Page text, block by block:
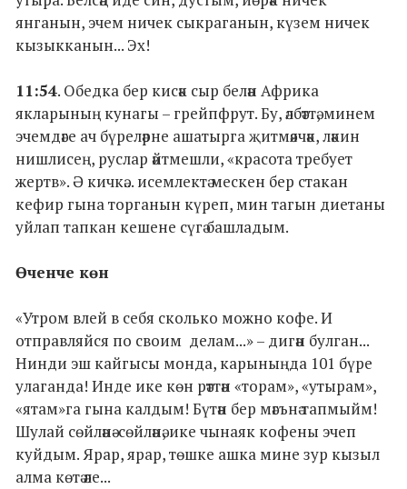
янганын, эчем ничек сыкраганын, күзем ничек
кызыкканын... Эх!
11:54. Обедка бер кисәк сыр белән Африка
якларының кунагы – грейпфрут. Бу, әлбәттә, минем
эчемдәге ач бүреләрне ашатырга җитмәячәк, ләкин
нишлисең, руслар әйтмешли, «красота требует
жертв». Ә кичкә... исемлектә мескен бер стакан
кефир гына торганын күреп, мин тагын диетаны
уйлап тапкан кешене сүгә башладым.
Өченче көн
«Утром влей в себя сколько можно кофе. И
отправляйся по своим делам...» – дигән булган...
Нинди эш кайгысы монда, карыныңда 101 бүре
улаганда! Инде ике көн рәттән «торам», «утырам»,
«ятам»га гына калдым! Бүтән бер мәгънә тапмыйм!
Шулай сөйләнә-сөйләнә, ике чынаяк кофены эчеп
куйдым. Ярар, ярар, төшке ашка мине зур кызыл
алма көтә әле...